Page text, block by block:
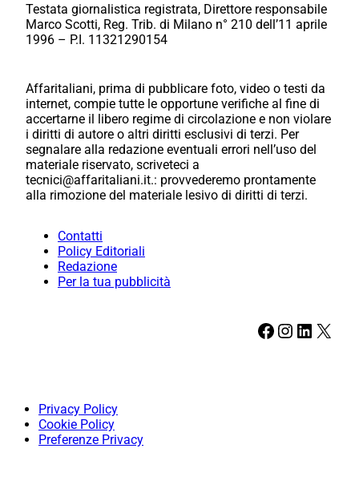
Testata giornalistica registrata, Direttore responsabile
Marco Scotti, Reg. Trib. di Milano n° 210 dell’11 aprile
1996 – P.I. 11321290154
Affaritaliani, prima di pubblicare foto, video o testi da
internet, compie tutte le opportune verifiche al fine di
accertarne il libero regime di circolazione e non violare
i diritti di autore o altri diritti esclusivi di terzi. Per
segnalare alla redazione eventuali errori nell’uso del
materiale riservato, scriveteci a
tecnici@affaritaliani.it.: provvederemo prontamente
alla rimozione del materiale lesivo di diritti di terzi.
Contatti
Policy Editoriali
Redazione
Per la tua pubblicità
Facebook Instagram LinkedIn X
Privacy Policy
Cookie Policy
Preferenze Privacy